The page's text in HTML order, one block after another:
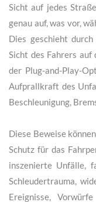
1080p HD-
Sicht auf jedes
genau auf, was vor,
Dies geschieht
Sicht des Fahrers auf
der Plug-and-Play-
Aufprallkraft des
Diese Beweise
Schutz für das
inszenierte Unfälle,
Schleudertrauma,